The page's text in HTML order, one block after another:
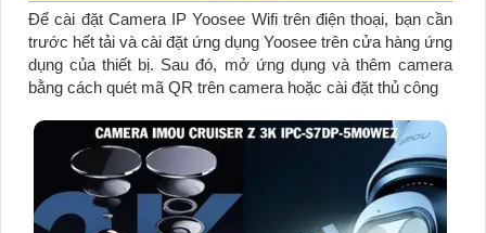
Để cài đặt Camera IP Yoosee Wifi trên điện thoại, bạn cần
trước hết tải và cài đặt ứng dụng Yoosee trên cửa hàng ứng
dụng của thiết bị. Sau đó, mở ứng dụng và thêm camera
bằng cách quét mã QR trên camera hoặc cài đặt thủ công